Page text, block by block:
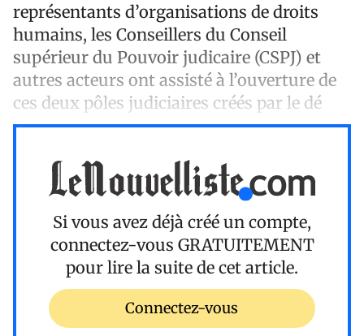
représentants d’organisations de droits
humains, les Conseillers du Conseil
supérieur du Pouvoir judicaire (CSPJ) et
autres acteurs ont assisté à l’ouverture de
ces deux pôles judiciaires créés par le dé
Si vous avez déjà créé un compte,
connectez-vous GRATUITEMENT
pour lire la suite de cet article.
Connectez-vous